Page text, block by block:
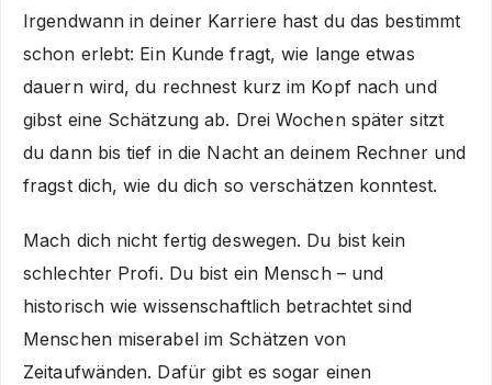
Irgendwann in deiner Karriere hast du das bestimmt
schon erlebt: Ein Kunde fragt, wie lange etwas
dauern wird, du rechnest kurz im Kopf nach und
gibst eine Schätzung ab. Drei Wochen später sitzt
du dann bis tief in die Nacht an deinem Rechner und
fragst dich, wie du dich so verschätzen konntest.
Mach dich nicht fertig deswegen. Du bist kein
schlechter Profi. Du bist ein Mensch – und
historisch wie wissenschaftlich betrachtet sind
Menschen miserabel im Schätzen von
Zeitaufwänden. Dafür gibt es sogar einen